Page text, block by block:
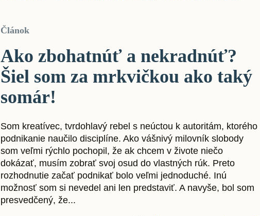
Článok
Ako zbohatnúť a nekradnúť?
Šiel som za mrkvičkou ako taký
somár!
Som kreatívec, tvrdohlavý rebel s neúctou k autoritám, ktorého
podnikanie naučilo disciplíne. Ako vášnivý milovník slobody
som veľmi rýchlo pochopil, že ak chcem v živote niečo
dokázať, musím zobrať svoj osud do vlastných rúk. Preto
rozhodnutie začať podnikať bolo veľmi jednoduché. Inú
možnosť som si nevedel ani len predstaviť. A navyše, bol som
presvedčený, že...